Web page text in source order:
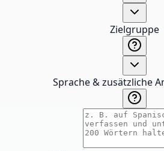
Zielgruppe
Sprache & zusätzliche